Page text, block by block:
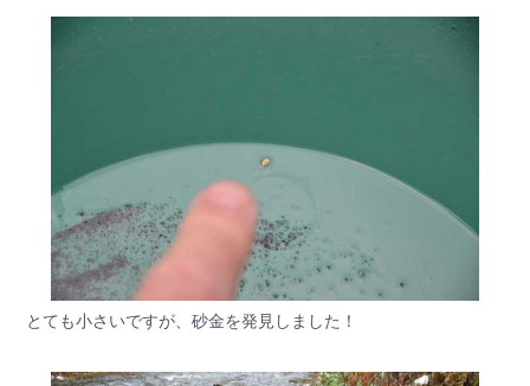
とても小さいですが、砂金を発見しました！